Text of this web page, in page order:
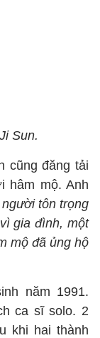
Sun.
cũng đăng tải
hâm mộ. Anh
tôn trọng
gia đình, một
mộ đã ủng hộ
năm 1991.
ca sĩ solo. 2
khi hai thành